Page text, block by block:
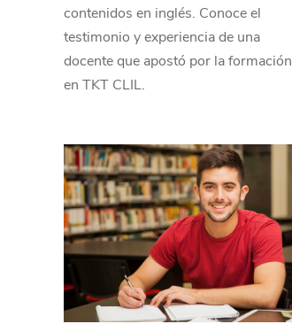
contenidos en inglés. Conoce el
testimonio y experiencia de una
docente que apostó por la formación
en TKT CLIL.